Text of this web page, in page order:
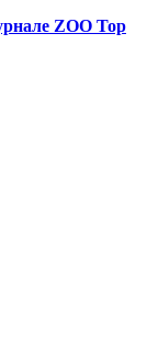
ZOO Top